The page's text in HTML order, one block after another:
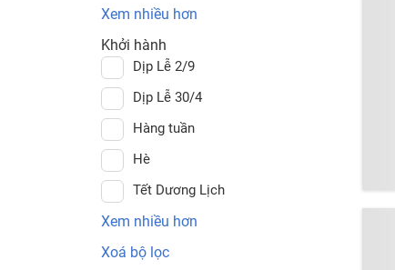
Xem nhiều hơn
Khởi hành
Dịp Lễ 2/9
Dịp Lễ 30/4
Hàng tuần
Hè
Tết Dương Lịch
Xem nhiều hơn
Xoá bộ lọc